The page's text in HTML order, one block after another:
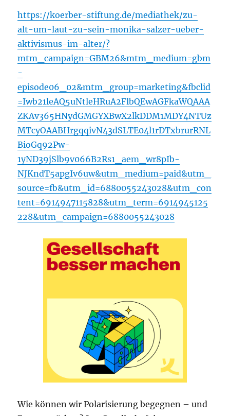
https://koerber-stiftung.de/mediathek/zu-
alt-um-laut-zu-sein-monika-salzer-ueber-
aktivismus-im-alter/?
mtm_campaign=GBM26&mtm_medium=gbm
-
episode06_02&mtm_group=marketing&fbclid
=Iwb21leAQ5uNtleHRuA2FlbQEwAGFkaWQAAA
ZKAv365HNydGMGYXBwX2lkDDM1MDY4NTUz
MTcyOAABHrgqqivN43dSLTE04l1rDTxbrurRNL
BioGq92Pw-
1yND39jSlb9v066B2Rs1_aem_wr8pIb-
NJKndT5apgIv6uw&utm_medium=paid&utm_
source=fb&utm_id=6880055243028&utm_con
tent=6914947115828&utm_term=6914945125
228&utm_campaign=6880055243028
Wie können wir Polarisierung begegnen – und